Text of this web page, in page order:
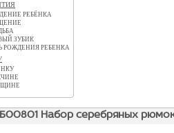
РЕБЁНКА
ЗУБИК
РОЖДЕНИЯ РЕБЕНКА
Набор серебряных